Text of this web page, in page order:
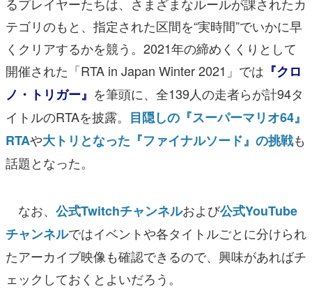
テゴリのもと、指定された区間を“実時間”でいかに早
くクリアするかを競う。2021年の締めくくりとして
開催された「RTA in Japan Winter 2021」では 『クロ
ノ・トリガー』 を筆頭に、全139人の走者らが計94タ
イトルのRTAを披露。 目隠しの『スーパーマリオ64』
RTAや大トリとなった『ファイナルソード』の挑戦も
話題となった。
なお、 公式Twitchチャンネルおよび公式YouTube
チャンネルではイベントや各タイトルごとに分けられ
たアーカイブ映像も確認できるので、興味があればチ
ェックしておくとよいだろう。